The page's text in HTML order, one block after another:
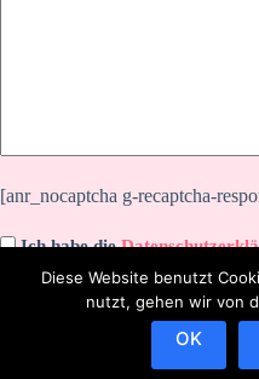
[anr_nocaptcha g-recaptcha-
Ich habe die
Rückfragen dauerhaft
Diese Website benutzt
nutzt, gehen wir von
OK